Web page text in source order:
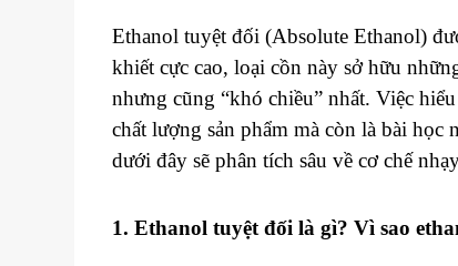
Ethanol tuyệt đối (Absolute Ethanol)
khiết cực cao, loại cồn này sở hữu
nhưng cũng “khó chiều” nhất. Việc
chất lượng sản phẩm mà còn là bài học
dưới đây sẽ phân tích sâu về cơ chế
1. Ethanol tuyệt đối là gì? Vì sao